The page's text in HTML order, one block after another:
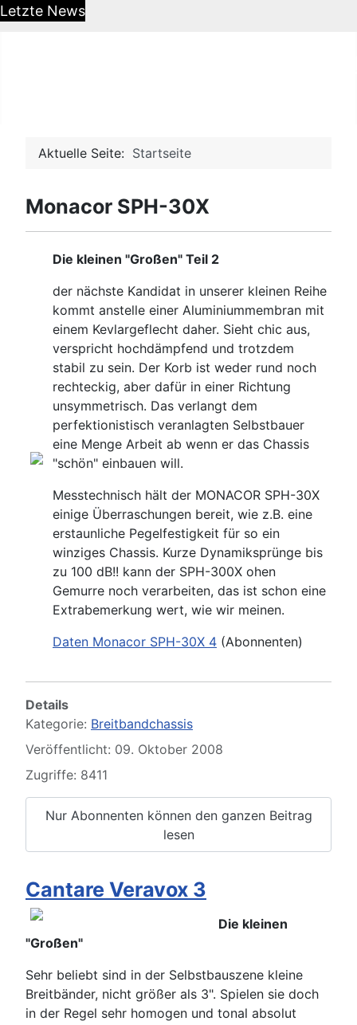
Letzte News
Aktuelle Seite: Startseite
Monacor SPH-30X
Die kleinen "Großen" Teil 2
der nächste Kandidat in unserer kleinen Reihe
kommt anstelle einer Aluminiummembran mit
einem Kevlargeflecht daher. Sieht chic aus,
verspricht hochdämpfend und trotzdem
stabil zu sein. Der Korb ist weder rund noch
rechteckig, aber dafür in einer Richtung
unsymmetrisch. Das verlangt dem
perfektionistisch veranlagten Selbstbauer
eine Menge Arbeit ab wenn er das Chassis
"schön" einbauen will.
Messtechnisch hält der MONACOR SPH-30X
einige Überraschungen bereit, wie z.B. eine
erstaunliche Pegelfestigkeit für so ein
winziges Chassis. Kurze Dynamiksprünge bis
zu 100 dB!! kann der SPH-300X ohen
Gemurre noch verarbeiten, das ist schon eine
Extrabemerkung wert, wie wir meinen.
Daten Monacor SPH-30X 4 (Abonnenten)
Details
Kategorie: Breitbandchassis
Veröffentlicht: 09. Oktober 2008
Zugriffe: 8411
Nur Abonnenten können den ganzen Beitrag
lesen
Cantare Veravox 3
Die kleinen
"Großen"
Sehr beliebt sind in der Selbstbauszene kleine
Breitbänder, nicht größer als 3". Spielen sie doch
in der Regel sehr homogen und tonal absolut